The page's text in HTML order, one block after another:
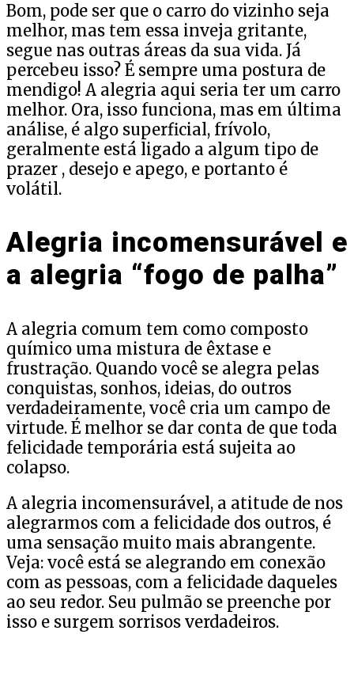
Bom, pode ser que o carro do vizinho seja
melhor, mas tem essa inveja gritante,
segue nas outras áreas da sua vida. Já
percebeu isso? É sempre uma postura de
mendigo! A alegria aqui seria ter um carro
melhor. Ora, isso funciona, mas em última
análise, é algo superficial, frívolo,
geralmente está ligado a algum tipo de
prazer , desejo e apego, e portanto é
volátil.
Alegria incomensurável e
a alegria “fogo de palha”
A alegria comum tem como composto
químico uma mistura de êxtase e
frustração. Quando você se alegra pelas
conquistas, sonhos, ideias, do outros
verdadeiramente, você cria um campo de
virtude. É melhor se dar conta de que toda
felicidade temporária está sujeita ao
colapso.
A alegria incomensurável, a atitude de nos
alegrarmos com a felicidade dos outros, é
uma sensação muito mais abrangente.
Veja: você está se alegrando em conexão
com as pessoas, com a felicidade daqueles
ao seu redor. Seu pulmão se preenche por
isso e surgem sorrisos verdadeiros.